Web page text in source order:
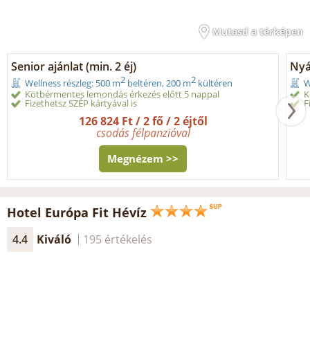
Mutasd a térképen
Senior ajánlat (min. 2 éj)
Wellness részleg: 500 m2 beltéren, 200 m2 kültéren
Kötbérmentes lemondás érkezés előtt 5 nappal
Fizethetsz SZÉP kártyával is
126 824 Ft / 2 fő / 2 éjtől
csodás félpanzióval
Megnézem >>
Hotel Európa Fit Hévíz
4.4 Kiváló 195 értékelés